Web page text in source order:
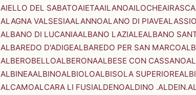
AIELLO DEL SABATOAIETAAILANOAILOCHEAIRASCA
ALAGNA VALSESIAALANNOALANO DI PIAVEALASSIO
ALBANO DI LUCANIAALBANO LAZIALEALBANO
ALBAREDO D'ADIGEALBAREDO PER SAN MARCO
ALBEROBELLOALBERONAALBESE CON CASSANO
ALBINEAALBINOALBIOLOALBISOLA SUPERIORE
ALCAMOALCARA LI FUSIALDENOALDINO .ALDEIN.